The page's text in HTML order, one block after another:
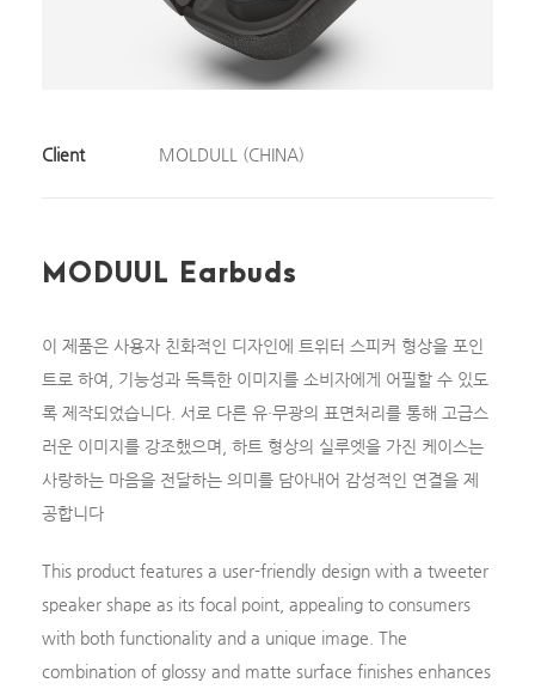
Client MOLDULL (CHINA)
MODUUL Earbuds
이 제품은 사용자 친화적인 디자인에 트위터 스피커 형상을 포인
트로 하여, 기능성과 독특한 이미지를 소비자에게 어필할 수 있도
록 제작되었습니다. 서로 다른 유·무광의 표면처리를 통해 고급스
러운 이미지를 강조했으며, 하트 형상의 실루엣을 가진 케이스는
사랑하는 마음을 전달하는 의미를 담아내어 감성적인 연결을 제
공합니다
This product features a user-friendly design with a tweeter
speaker shape as its focal point, appealing to consumers
with both functionality and a unique image. The
combination of glossy and matte surface finishes enhances